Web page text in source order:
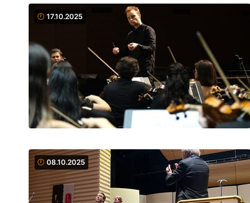
17.10.2025
08.10.2025